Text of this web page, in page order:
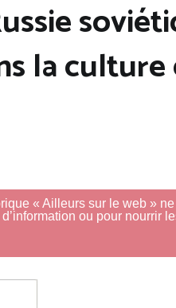
la
« Ailleurs sur le web »
ou pour nourrir